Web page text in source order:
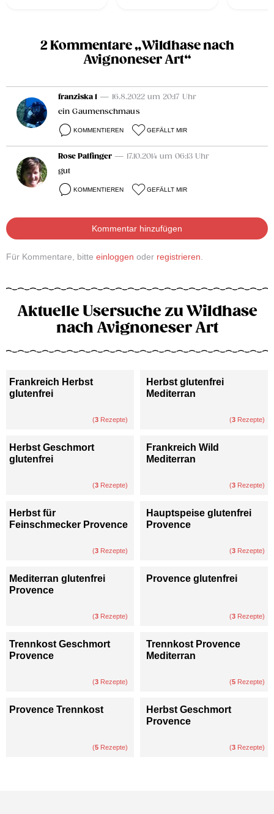
2 Kommentare „Wildhase nach
Avignoneser Art“
franziska 1 — 16.8.2022 um 20:17 Uhr
ein Gaumenschmaus
KOMMENTIEREN GEFÄLLT MIR
Rose Palfinger — 17.10.2014 um 06:13 Uhr
gut
KOMMENTIEREN GEFÄLLT MIR
Kommentar hinzufügen
Für Kommentare, bitte einloggen oder registrieren
Aktuelle Usersuche zu Wildhase
nach Avignoneser Art
Frankreich Herbst
glutenfrei
(3 Rezepte)
Herbst glutenfrei
Mediterran
(3 Rezepte)
Herbst Geschmort
glutenfrei
(3 Rezepte)
Frankreich Wild
Mediterran
(3 Rezepte)
Herbst für
Feinschmecker Provence
(3 Rezepte)
Hauptspeise glutenfrei
Provence
(3 Rezepte)
Mediterran glutenfrei
Provence
(3 Rezepte)
Provence glutenfrei
(3 Rezepte)
Trennkost Geschmort
Provence
(3 Rezepte)
Trennkost Provence
Mediterran
(5 Rezepte)
Provence Trennkost
(5 Rezepte)
Herbst Geschmort
Provence
(3 Rezepte)